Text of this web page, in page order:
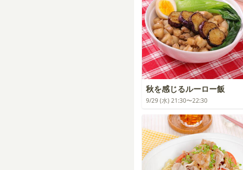
秋を感じるルーロー飯
9/29 (水) 21:30〜22:30